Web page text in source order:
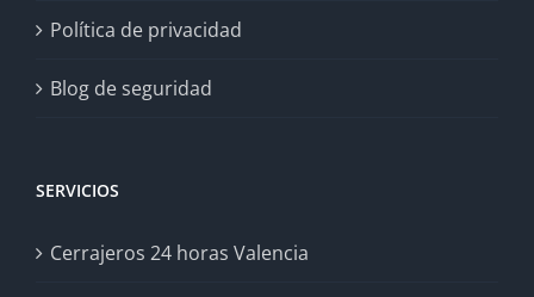
Política de privacidad
Blog de seguridad
SERVICIOS
Cerrajeros 24 horas Valencia